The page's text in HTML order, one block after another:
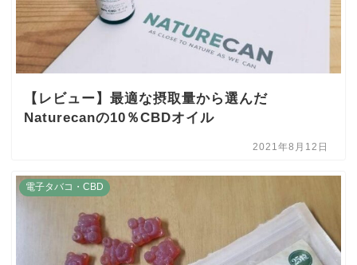
【レビュー】最適な摂取量から選んだ
Naturecanの10％CBDオイル
2021年8月12日
電子タバコ・CBD